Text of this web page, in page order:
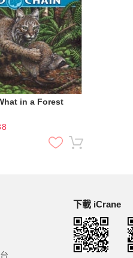
in a Forest
下載 iCrane